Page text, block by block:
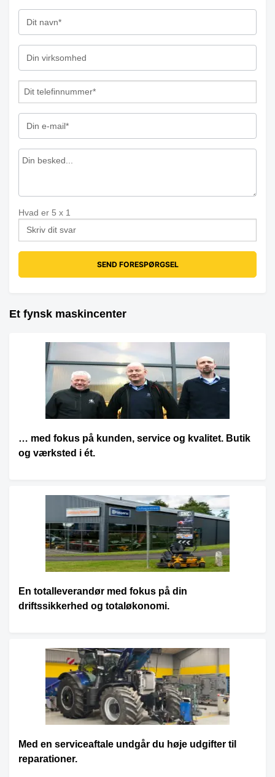
Hvad er 5 x 1
Et fynsk maskincenter
… med fokus på kunden, service og kvalitet. Butik
og værksted i ét.
En totalleverandør med fokus på din
driftssikkerhed og totaløkonomi.
Med en serviceaftale undgår du høje udgifter til
reparationer.